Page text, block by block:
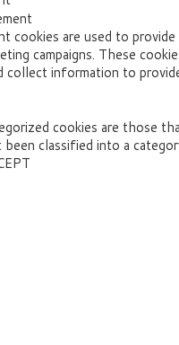
cookies are used to
campaigns. These
collect information to
cookies are those
been classified into a